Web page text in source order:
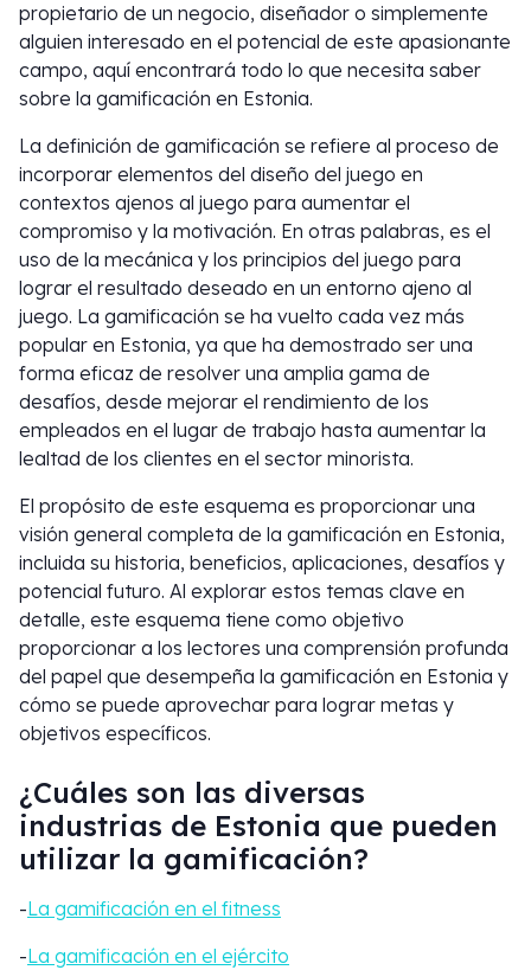
propietario de un negocio, diseñador o simplemente
alguien interesado en el potencial de este apasionante
campo, aquí encontrará todo lo que necesita saber
sobre la gamificación en Estonia.
La definición de gamificación se refiere al proceso de
incorporar elementos del diseño del juego en
contextos ajenos al juego para aumentar el
compromiso y la motivación. En otras palabras, es el
uso de la mecánica y los principios del juego para
lograr el resultado deseado en un entorno ajeno al
juego. La gamificación se ha vuelto cada vez más
popular en Estonia, ya que ha demostrado ser una
forma eficaz de resolver una amplia gama de
desafíos, desde mejorar el rendimiento de los
empleados en el lugar de trabajo hasta aumentar la
lealtad de los clientes en el sector minorista.
El propósito de este esquema es proporcionar una
visión general completa de la gamificación en Estonia,
incluida su historia, beneficios, aplicaciones, desafíos y
potencial futuro. Al explorar estos temas clave en
detalle, este esquema tiene como objetivo
proporcionar a los lectores una comprensión profunda
del papel que desempeña la gamificación en Estonia y
cómo se puede aprovechar para lograr metas y
objetivos específicos.
¿Cuáles son las diversas
industrias de Estonia que pueden
utilizar la gamificación?
-La gamificación en el fitness
-La gamificación en el ejército